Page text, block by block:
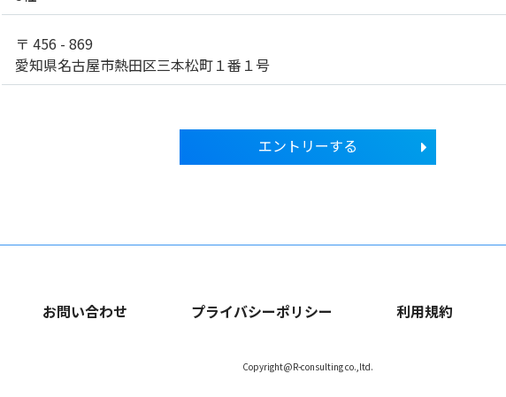
〒 456 - 869
愛知県名古屋市熱田区三本松町１番１号
エントリーする
お問い合わせ プライバシーポリシー 利用規約
Copyright@R-consulting co.,ltd.